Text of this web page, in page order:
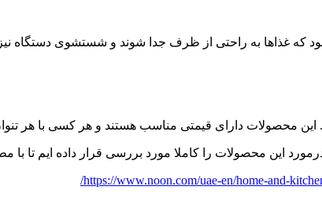
به راحتی از ظرف جدا شوند و شستشوی دستگاه نیز
محصولات دارای قیمتی مناسب هستند و هر کسی با هر
این محصولات را کاملا مورد بررسی قرار داده ایم تا با
https://www.noon.com/uae-en/home-and-